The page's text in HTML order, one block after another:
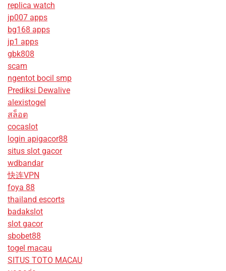
replica watch
jp007 apps
bg168 apps
jp1 apps
gbk808
scam
ngentot bocil smp
Prediksi Dewalive
alexistogel
สล็อต
cocaslot
login apigacor88
situs slot gacor
wdbandar
快连VPN
foya 88
thailand escorts
badakslot
slot gacor
sbobet88
togel macau
SITUS TOTO MACAU